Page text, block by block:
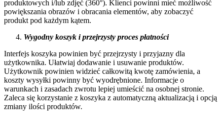
produktowych i/lub zdjęć (360°). Klienci powinni mieć możliwość
powiększania obrazów i obracania elementów, aby zobaczyć
produkt pod każdym kątem.
Wygodny koszyk i przejrzysty proces płatności
Interfejs koszyka powinien być przejrzysty i przyjazny dla
użytkownika. Ułatwiaj dodawanie i usuwanie produktów.
Użytkownik powinien widzieć całkowitą kwotę zamówienia, a
koszty wysyłki powinny być wyodrębnione. Informacje o
warunkach i zasadach zwrotu lepiej umieścić na osobnej stronie.
Zaleca się korzystanie z koszyka z automatyczną aktualizacją i opcją
zmiany ilości produktów.